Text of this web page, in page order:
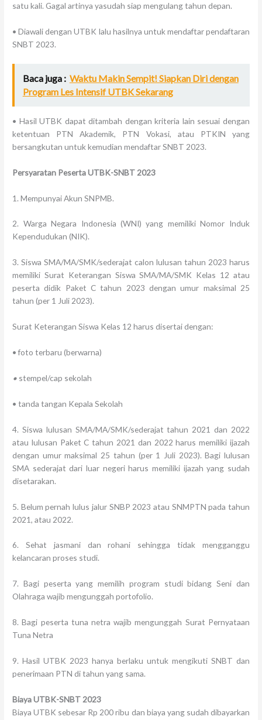
satu kali. Gagal artinya yasudah siap mengulang tahun depan.
• Diawali dengan UTBK lalu hasilnya untuk mendaftar pendaftaran
SNBT 2023.
Baca juga : Waktu Makin Sempit! Siapkan Diri dengan
Program Les Intensif UTBK Sekarang
• Hasil UTBK dapat ditambah dengan kriteria lain sesuai dengan
ketentuan PTN Akademik, PTN Vokasi, atau PTKIN yang
bersangkutan untuk kemudian mendaftar SNBT 2023.
Persyaratan Peserta UTBK-SNBT 2023
1. Mempunyai Akun SNPMB.
2. Warga Negara Indonesia (WNI) yang memiliki Nomor Induk
Kependudukan (NIK).
3. Siswa SMA/MA/SMK/sederajat calon lulusan tahun 2023 harus
memiliki Surat Keterangan Siswa SMA/MA/SMK Kelas 12 atau
peserta didik Paket C tahun 2023 dengan umur maksimal 25
tahun (per 1 Juli 2023).
Surat Keterangan Siswa Kelas 12 harus disertai dengan:
• foto terbaru (berwarna)
• stempel/cap sekolah
• tanda tangan Kepala Sekolah
4. Siswa lulusan SMA/MA/SMK/sederajat tahun 2021 dan 2022
atau lulusan Paket C tahun 2021 dan 2022 harus memiliki ijazah
dengan umur maksimal 25 tahun (per 1 Juli 2023). Bagi lulusan
SMA sederajat dari luar negeri harus memiliki ijazah yang sudah
disetarakan.
5. Belum pernah lulus jalur SNBP 2023 atau SNMPTN pada tahun
2021, atau 2022.
6. Sehat jasmani dan rohani sehingga tidak mengganggu
kelancaran proses studi.
7. Bagi peserta yang memilih program studi bidang Seni dan
Olahraga wajib mengunggah portofolio.
8. Bagi peserta tuna netra wajib mengunggah Surat Pernyataan
Tuna Netra
9. Hasil UTBK 2023 hanya berlaku untuk mengikuti SNBT dan
penerimaan PTN di tahun yang sama.
Biaya UTBK-SNBT 2023
Biaya UTBK sebesar Rp 200 ribu dan biaya yang sudah dibayarkan